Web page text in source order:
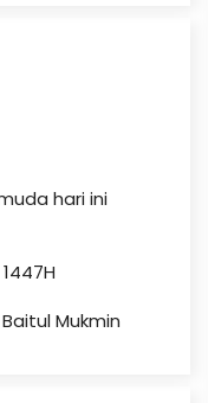
hari ini
Mukmin